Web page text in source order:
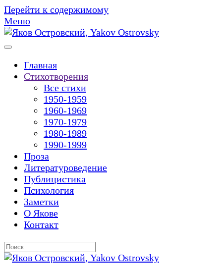
Перейти к содержимому
Меню
Главная
Стихотворения
Все стихи
1950-1959
1960-1969
1970-1979
1980-1989
1990-1999
Проза
Литературоведение
Публицистика
Психология
Заметки
О Якове
Контакт